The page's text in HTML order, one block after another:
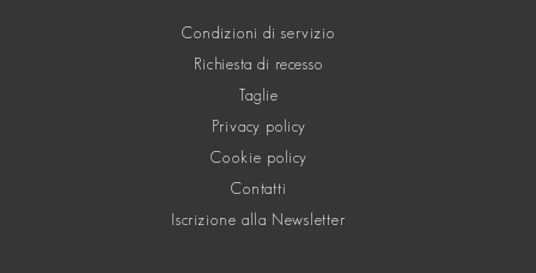
Condizioni di servizio
Richiesta di recesso
Taglie
Privacy policy
Cookie policy
Contatti
Iscrizione alla Newsletter